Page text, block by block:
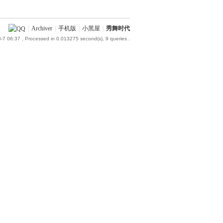
Archiver 手机版 小黑屋 秀舞时代
7 06:37 , Processed in 0.013275 second(s), 9 queries .